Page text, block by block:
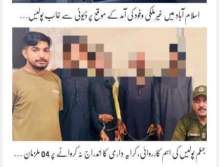
اسلام آباد میں غیرملکی وفود کی آمد کے موقع پر ڈیوٹی سے غائب پولیس…
جہلم پولیس کی اہم کارروائی، کرایہ داری کا اندراج نہ کروانے پر 04 ملزمان …